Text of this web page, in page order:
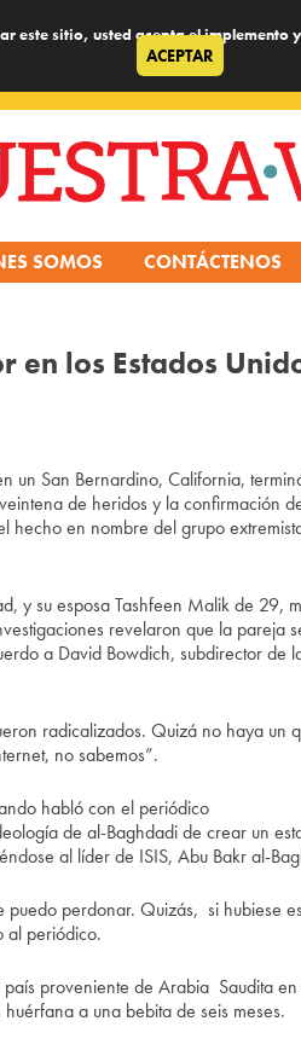
sitio, usted acepta el implemento
ACEPTAR
SOMOS CONTÁCTENOS
en los Estados
un San Bernardino, California,
de heridos y la confirmación
hecho en nombre del grupo
y su esposa Tashfeen Malik de 29,
revelaron que la pareja
a David Bowdich, subdirector de
radicalizados. Quizá no haya un
no sabemos”.
habló con el periódico
de al-Baghdadi de crear un
al líder de ISIS, Abu Bakr al-
perdonar. Quizás, si hubiese
al periódico.
proveniente de Arabia Saudita
a una bebita de seis meses.